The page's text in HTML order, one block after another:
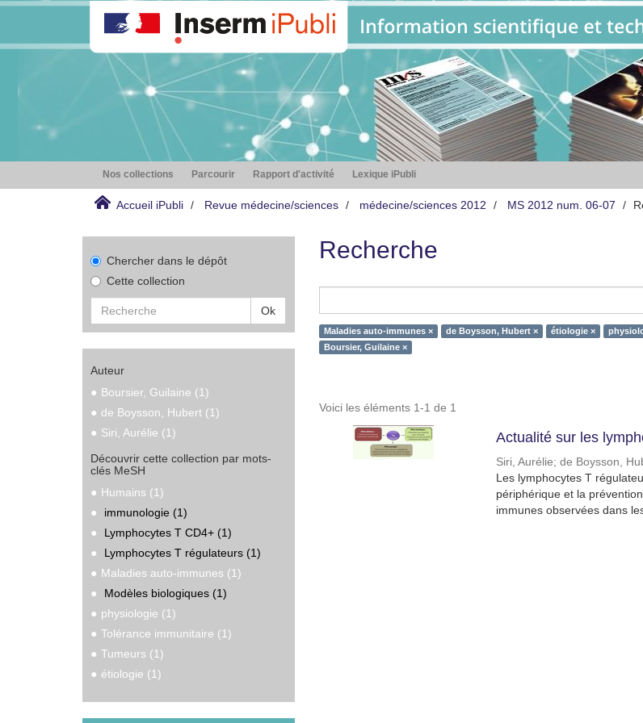
Nos collections Parcourir Rapport d'activité Lexique iPubli
Accueil iPubli Revue médecine/sciences médecine/sciences 2012 MS 2012 num. 06-07
Chercher dans le dépôt
Cette collection
Ok
Auteur
Boursier, Guilaine (1)
de Boysson, Hubert (1)
Siri, Aurélie (1)
Découvrir cette collection par mots-
clés MeSH
Humains (1)
immunologie (1)
Lymphocytes T CD4+ (1)
Lymphocytes T régulateurs (1)
Maladies auto-immunes (1)
Modèles biologiques (1)
physiologie (1)
Tolérance immunitaire (1)
Tumeurs (1)
étiologie (1)
Recherche
Maladies auto-immunes × de Boysson, Hubert × étiologie ×
Boursier, Guilaine ×
Voici les éléments 1-1 de 1
Actualité sur les
Siri, Aurélie; de Boysson,
Les lymphocytes T
périphérique et la
immunes observées dans